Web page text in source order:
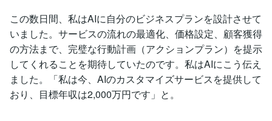
この数日間、私はAIに自分のビジネスプランを設計させて
いました。サービスの流れの最適化、価格設定、顧客獲得
の方法まで、完璧な行動計画（アクションプラン）を提示
してくれることを期待していたのです。私はAIにこう伝え
ました。「私は今、AIのカスタマイズサービスを提供して
おり、目標年収は2,000万円です」と。